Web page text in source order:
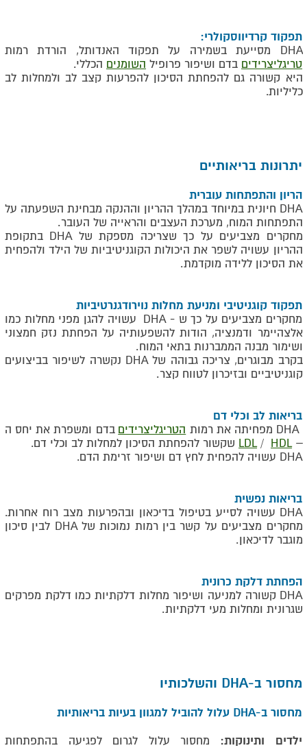
תפקוד קרדיווסקולרי:
DHA מסייעת בשמירה על תפקוד האנדותל, הורדת רמות
טריגליצרידים בדם ושיפור פרופיל השומנים הכללי.
היא קשורה גם להפחתת הסיכון להפרעות קצב לב ולמחלות לב
כליליות.
יתרונות בריאותיים
הריון והתפתחות עוברית
DHA חיונית במיוחד במהלך ההריון וההנקה מבחינת השפעתה על
התפתחות המוח, מערכת העצבים והראייה של העובר.
מחקרים מצביעים על כך שצריכה מספקת שלDHA בתקופת
ההריון עשויה לשפר את היכולות הקוגניטיביות של הילד ולהפחית
את הסיכון ללידה מוקדמת.
תפקוד קוגניטיבי ומניעת מחלות נוירודגנרטיביות
מחקרים מצביעים על כך ש -DHA עשויה להגן מפני מחלות כמו
אלצהיימר ודמנציה, הודות להשפעותיה על הפחתת נזק חמצוני
ושימור מבנה הממברנות בתאי המוח.
בקרב מבוגרים, צריכה גבוהה שלDHA נקשרה לשיפור בביצועים
קוגניטיביים ובזיכרון לטווח קצר.
בריאות לב וכלי דם
DHA מפחיתה את רמות הטריגליצרידים בדם ומשפרת את יחס ה
–
HDL
/
LDL שקשור להפחתת הסיכון למחלות לב וכלי דם.
DHA עשויה להפחית לחץ דם ושיפור זרימת הדם.
בריאות נפשית
DHA עשויה לסייע בטיפול בדיכאון ובהפרעות מצב רוח אחרות.
מחקרים מצביעים על קשר בין רמות נמוכות שלDHA לבין סיכון
מוגבר לדיכאון.
הפחתת דלקת כרונית
DHA קשורה למניעה ושיפור מחלות דלקתיות כמו דלקת מפרקים
שגרונית ומחלות מעי דלקתיות.
מחסור ב-DHA והשלכותיו
מחסור ב-DHA עלול להוביל למגוון בעיות בריאותיות
ילדים ותינוקות: מחסור עלול לגרום לפגיעה בהתפתחות